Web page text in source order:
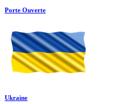
Porte Ouverte
Ukraine